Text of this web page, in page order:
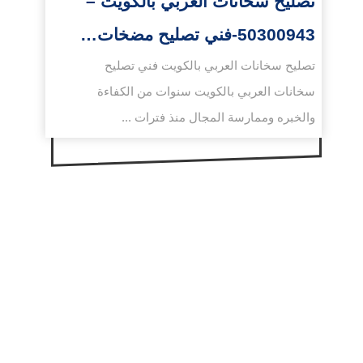
50300943-فني تصليح مضخات…
تصليح سخانات العربي بالكويت فني تصليح
سخانات العربي بالكويت سنوات من الكفاءة
والخبره وممارسة المجال منذ فترات ...